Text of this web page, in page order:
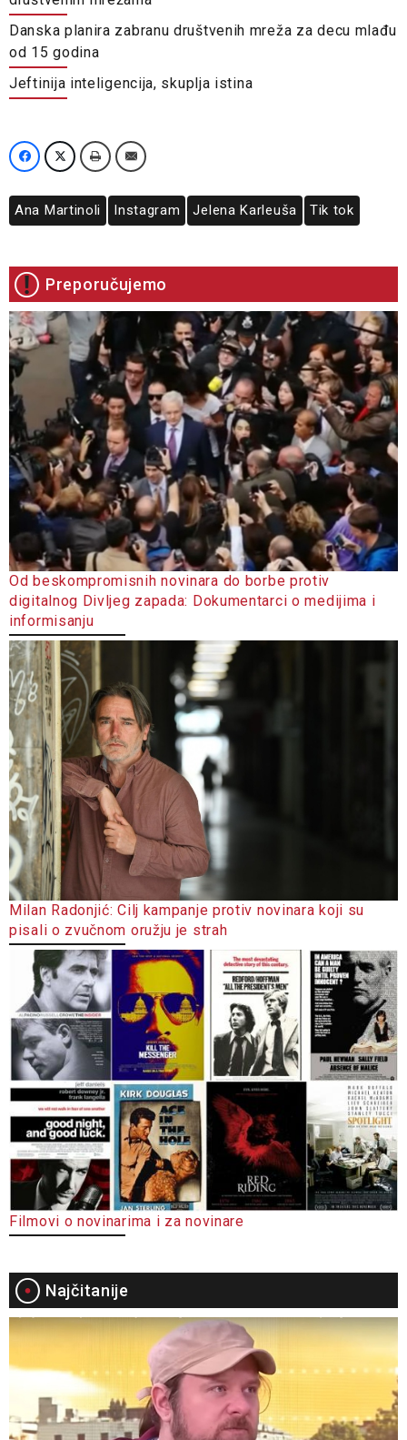
Danska planira zabranu društvenih mreža za decu mlađu
od 15 godina
Jeftinija inteligencija, skuplja istina
Ana Martinoli Instagram Jelena Karleuša Tik tok
Preporučujemo
Od beskompromisnih novinara do borbe protiv
digitalnog Divljeg zapada: Dokumentarci o medijima i
informisanju
Milan Radonjić: Cilj kampanje protiv novinara koji su
pisali o zvučnom oružju je strah
Filmovi o novinarima i za novinare
Najčitanije